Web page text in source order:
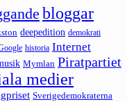
bloggar
deepedition demokrati
historia Internet
Mymlan Piratpartiet
medier
Sverigedemokraterna